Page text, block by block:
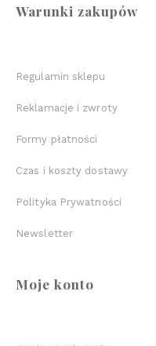
Linki w stopce
Warunki zakupów
Regulamin sklepu
Reklamacje i zwroty
Formy płatności
Czas i koszty dostawy
Polityka Prywatności
Newsletter
Moje konto